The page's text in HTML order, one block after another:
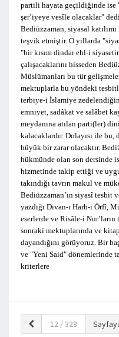
partili hayata geçildiğinde ise
şer’iyeye vesîle olacaklar"
Bediüzzaman, siyasal
teşvik etmiştir. O yıllarda
"bir kısım dindar ehl-i
çalışacaklarını hisseden
Müslümanları bu tür
mektuplarla bu yöndeki
terbiye-i İslamiye
emniyet, sadâkat ve salâbet
meydanına atılan parti(ler)
kalacaklardır. Dolayısı ile bu,
büyük bir zarar olacaktır.
hükmünde olan son dersinde
hizmetinde takip ettiği ve
takındığı tavrın makul ve
Bediüzzaman’ın siyasî tesbit
yazdığı Divan-ı Harb-i Örfî,
eserlerde ve Risâle-i
sonraki mektuplarında ve
dayandığını görüyoruz. Bir
ve "Yeni Said" dönemlerinde
kriterlere